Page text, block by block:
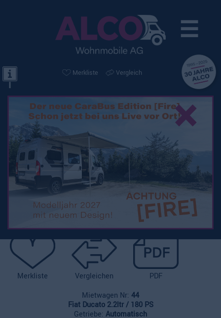
☰
×
Merkliste Vergleich
Knaus Live Wave 700
LX Platinum
Selection
Merkliste Vergleichen
PDF
Mietwagen Nr: 44
Fiat Ducato 2.2ltr / 180 PS
Getriebe: Automatisch